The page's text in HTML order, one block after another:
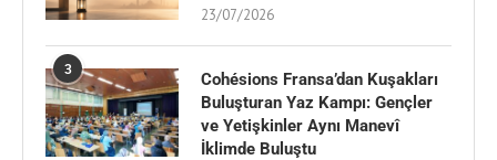
23/07/2026
3
Cohésions Fransa’dan Kuşakları
Buluşturan Yaz Kampı: Gençler
ve Yetişkinler Aynı Manevî
İklimde Buluştu